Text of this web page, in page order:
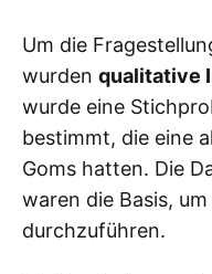
Um die
wurden qualitative
wurde eine
bestimmt, die eine
Goms hatten. Die
waren die Basis,
durchzuführen.